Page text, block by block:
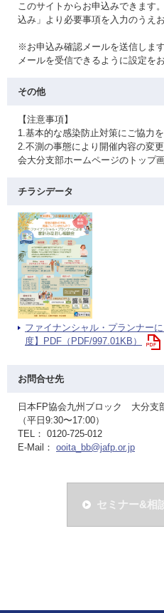
このサイトからお申込みできます
込み」より必要事項を入力のうえ
※お申込み確認メールを送信しま
メールを受信できるように設定を
その他
【注意事項】
1.基本的な感染防止対策にご協力
2.不測の事態により開催内容の変
会大分支部ホームページのトップ
チラシデータ
ファイナンシャル・プランナー
度】PDF（PDF/997.01KB）
お問合せ先
日本FP協会九州ブロック 大分
（平日9:30〜17:00）
TEL： 0120-725-012
E-Mail： ooita_bb@jafp.or.jp
セミナー&相